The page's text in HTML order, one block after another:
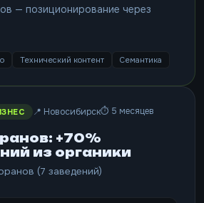
— позиционирование через
Технический контент Семантика
📍 Новосибирск⏱ 5 месяцев
+70%
из органики
(7 заведений)